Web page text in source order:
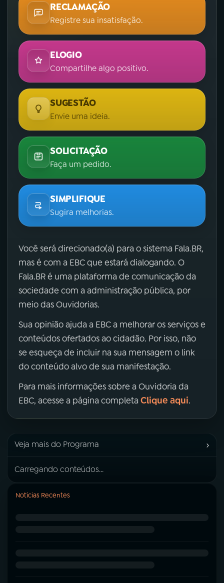
RECLAMAÇÃO
Registre sua insatisfação.
ELOGIO
Compartilhe algo positivo.
SUGESTÃO
Envie uma ideia.
SOLICITAÇÃO
Faça um pedido.
SIMPLIFIQUE
Sugira melhorias.
Você será direcionado(a) para o sistema Fala.BR,
mas é com a EBC que estará dialogando. O
Fala.BR é uma plataforma de comunicação da
sociedade com a administração pública, por
meio das Ouvidorias.
Sua opinião ajuda a EBC a melhorar os serviços e
conteúdos ofertados ao cidadão. Por isso, não
se esqueça de incluir na sua mensagem o link
do conteúdo alvo de sua manifestação.
Para mais informações sobre a Ouvidoria da
EBC, acesse a página completa Clique aqui.
Veja mais do Programa ›
Carregando conteúdos...
Notícias Recentes